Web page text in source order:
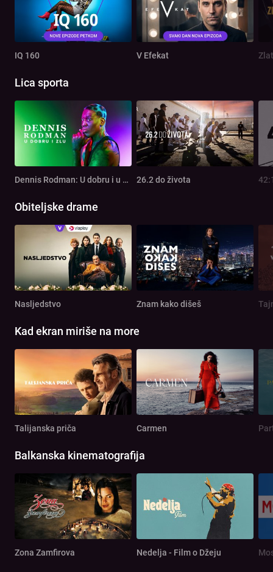
IQ 160 V Efekat
Lica sporta
Dennis Rodman: U dobru i u zlu 26.2 do života
Obiteljske drame
Nasljedstvo Znam kako dišeš
Kad ekran miriše na more
Talijanska priča Carmen
Balkanska kinematografija
Zona Zamfirova Nedelja - Film o Džeju